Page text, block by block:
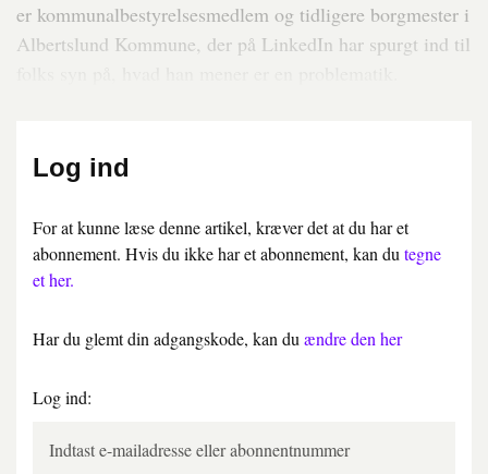
er kommunalbestyrelsesmedlem og tidligere borgmester i
Albertslund Kommune, der på LinkedIn har spurgt ind til
Log ind
For at kunne læse denne artikel, kræver det at du har et
abonnement. Hvis du ikke har et abonnement, kan du tegne
et her.
Har du glemt din adgangskode, kan du ændre den her
Log ind: